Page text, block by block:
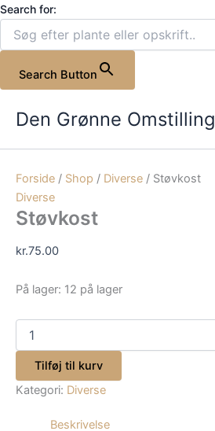
Search for:
Search Button
Gå
indholdet
Den Grønne Omstilling
Forside / Shop / Diverse / Støvkost
Diverse
Støvkost
kr.75.00
På lager: 12 på lager
antal
Tilføj til kurv
Kategori: Diverse
Beskrivelse